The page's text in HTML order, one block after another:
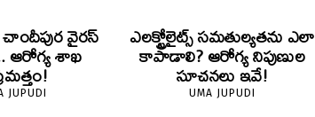
వైరస్
ఆరోగ్య శాఖ
JUPUDI
ఎలక్ట్రోలైట్స్ సమతుల్యతను ఎలా
కాపాడాలి? ఆరోగ్య నిపుణుల
సూచనలు ఇవే!
UMA JUPUDI